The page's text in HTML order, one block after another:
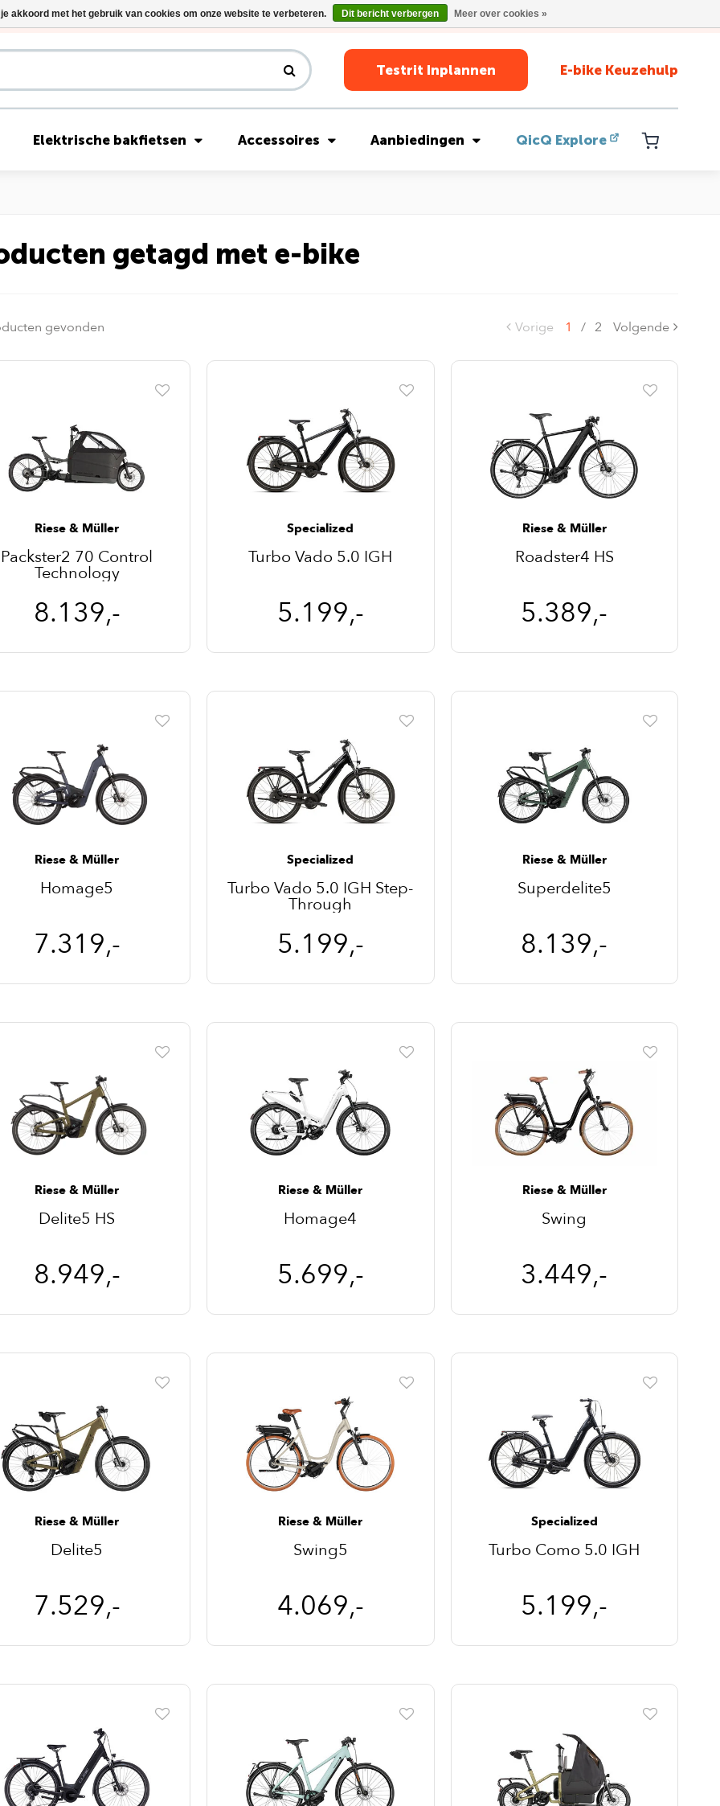
Riese & Müller Nevo5 Silent Core nu direct uit voorraad leverbaar!
Testrit Inplannen E-bike Keuzehulp
Elektrische bakfietsen Accessoires Aanbiedingen QicQ Explore
getagd met e-bike
gevonden Vorige 1 / 2 Volgende
Riese & Müller
Packster2 70 Control
Technology
8.139,-
Specialized
Turbo Vado 5.0 IGH
5.199,-
Riese & Müller
Roadster4 HS
5.389,-
Riese & Müller
Homage5
7.319,-
Specialized
Turbo Vado 5.0 IGH Step-
Through
5.199,-
Riese & Müller
Superdelite5
8.139,-
Riese & Müller
Delite5 HS
8.949,-
Riese & Müller
Homage4
5.699,-
Riese & Müller
Swing
3.449,-
Riese & Müller
Delite5
7.529,-
Riese & Müller
Swing5
4.069,-
Specialized
Turbo Como 5.0 IGH
5.199,-
akkoord met het gebruik van cookies om onze website te verbeteren. Dit bericht verbergen Meer over cookies »